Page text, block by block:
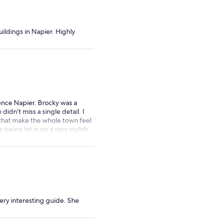
in Napier. Highly
Napier. Brocky was a
miss a single detail. I
make the whole town feel
let in on a very stylish
interesting guide. She